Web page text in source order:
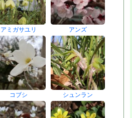
アミガサユリ アンズ
コブシ シュンラン